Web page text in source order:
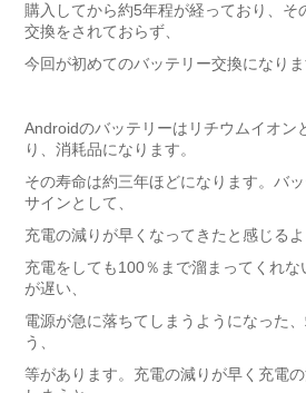
購入してから約5年程が経っており、そ
交換をされておらず、
今回が初めてのバッテリー交換になりま
Androidのバッテリーはリチウムイオン
り、消耗品になります。
その寿命は約三年ほどになります。バ
サインとして、
充電の減りが早くなってきたと感じるよ
充電をしても100％まで溜まってくれな
が遅い、
電源が急に落ちてしまうようになった
う、
等があります。充電の減りが早く充電